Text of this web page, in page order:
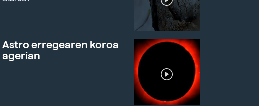
Astro erregearen koroa
agerian